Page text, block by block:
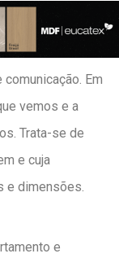
Em
vemos e a
Trata-se de
e cuja
e dimensões.
e